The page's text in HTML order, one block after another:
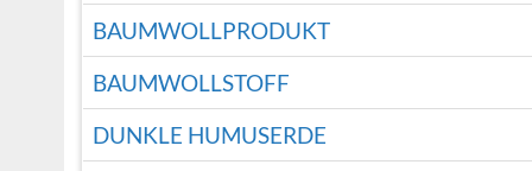
BAUMWOLLPRODUKT
BAUMWOLLSTOFF
DUNKLE HUMUSERDE